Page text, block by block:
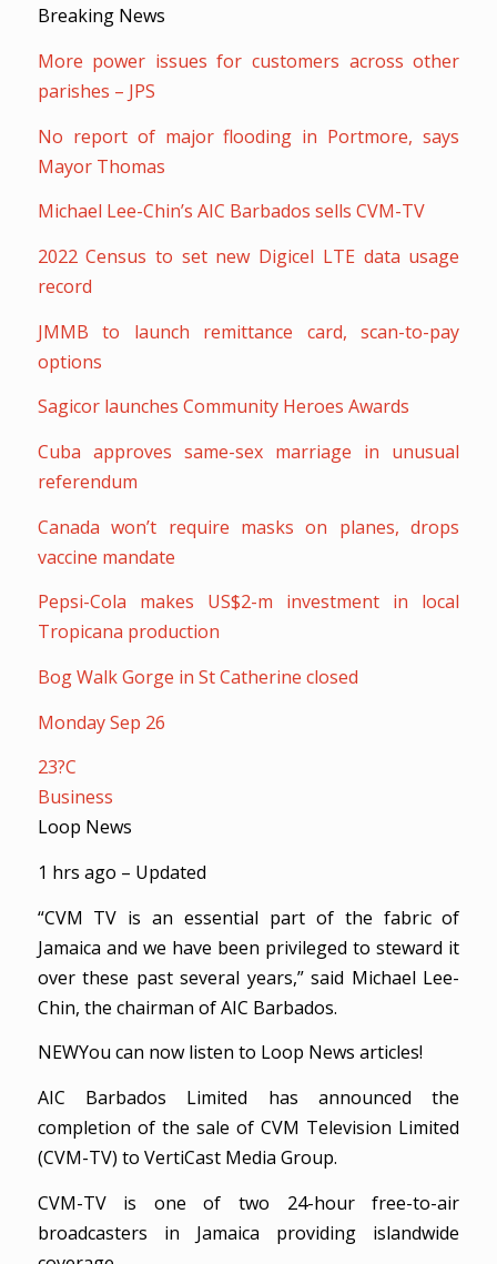
Breaking News
More power issues for customers across other
parishes – JPS
No report of major flooding in Portmore, says
Mayor Thomas
Michael Lee-Chin’s AIC Barbados sells CVM-TV
2022 Census to set new Digicel LTE data usage
record
JMMB to launch remittance card, scan-to-pay
options
Sagicor launches Community Heroes Awards
Cuba approves same-sex marriage in unusual
referendum
Canada won’t require masks on planes, drops
vaccine mandate
Pepsi-Cola makes US$2-m investment in local
Tropicana production
Bog Walk Gorge in St Catherine closed
Monday Sep 26
23?C
Business
Loop News
1 hrs ago – Updated
“CVM TV is an essential part of the fabric of
Jamaica and we have been privileged to steward it
over these past several years,” said Michael Lee-
Chin, the chairman of AIC Barbados.
NEWYou can now listen to Loop News articles!
AIC Barbados Limited has announced the
completion of the sale of CVM Television Limited
(CVM-TV) to VertiCast Media Group.
CVM-TV is one of two 24-hour free-to-air
broadcasters in Jamaica providing islandwide